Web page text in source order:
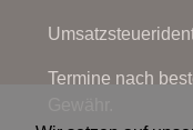
Termine nach